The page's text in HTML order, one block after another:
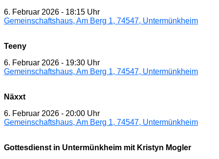
6. Februar 2026 - 18:15 Uhr
Gemeinschaftshaus, Am Berg 1, 74547, Untermünkheim
Teeny
6. Februar 2026 - 19:30 Uhr
Gemeinschaftshaus, Am Berg 1, 74547, Untermünkheim
Näxxt
6. Februar 2026 - 20:00 Uhr
Gemeinschaftshaus, Am Berg 1, 74547, Untermünkheim
Gottesdienst in Untermünkheim mit Kristyn Mogler